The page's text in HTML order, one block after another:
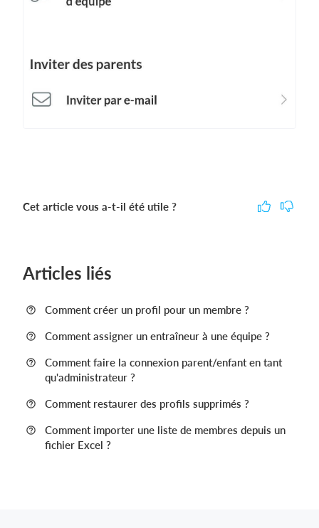
Cet article vous a-t-il été utile ?
Articles liés
Comment créer un profil pour un membre ?
Comment assigner un entraîneur à une équipe ?
Comment faire la connexion parent/enfant en tant
qu'administrateur ?
Comment restaurer des profils supprimés ?
Comment importer une liste de membres depuis un
fichier Excel ?